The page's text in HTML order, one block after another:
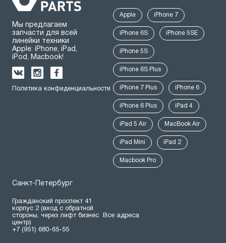
Мы предлагаем
запчасти для всей
линейки техники
Apple: iPhone, iPad,
iPod, Macbook!
Политика конфиденциальности
Apple iPhone 7
iPhone 6S iPhone 5SE
iPhone 5S
iPhone 6S Plus
iPhone 7 Plus iPhone 6
iPhone 6 Plus iPad 4
iPad 5 Air MacBook Air
iPad Mini iPad 2
Macbook Pro
Санкт-Петербург
Гражданский проспект 41
корпус 2 (вход с обратной
стороны, через лифт бизнес
центр)
+7 (951) 680-65-55
Все адреса